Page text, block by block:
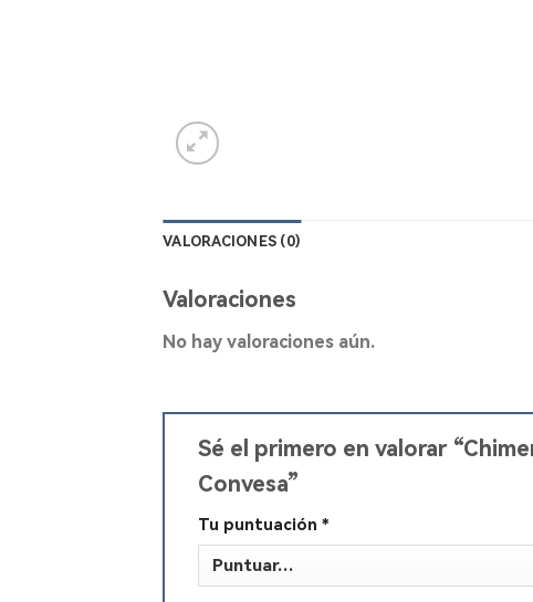
VALORACIONES (0)
Valoraciones
No hay valoraciones aún.
Sé el primero en valorar
Convesa”
Tu puntuación *